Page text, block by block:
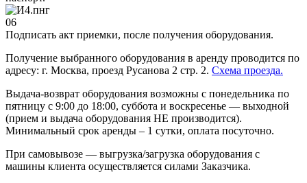
06
Подписать акт приемки, после получения оборудования.
Получение выбранного оборудования в аренду проводится по
адресу: г. Москва, проезд Русанова 2 стр. 2. Схема проезда.
Выдача-возврат оборудования возможны с понедельника по
пятницу с 9:00 до 18:00, суббота и воскресенье — выходной
(прием и выдача оборудования НЕ производится).
Минимальный срок аренды – 1 сутки, оплата посуточно.
При самовывозе — выгрузка/загрузка оборудования с
машины клиента осуществляется силами Заказчика.